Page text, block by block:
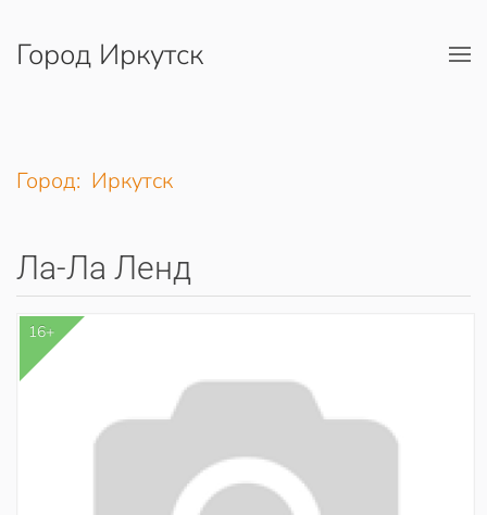
Перейти к содержимому
Город Иркутск
Город: Иркутск
Ла-Ла Ленд
16+